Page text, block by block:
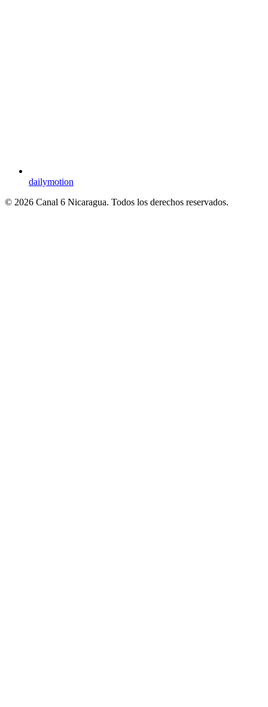
dailymotion
© 2026 Canal 6 Nicaragua. Todos los derechos reservados.